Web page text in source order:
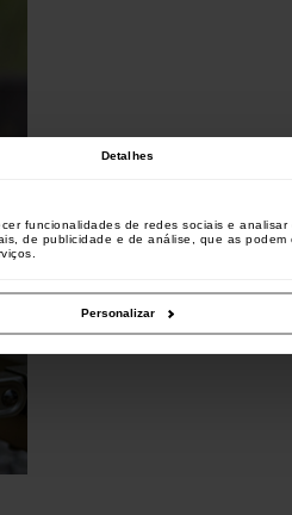
Detalhes
funcionalidades de redes sociais e
de publicidade e de análise, que as
Personalizar